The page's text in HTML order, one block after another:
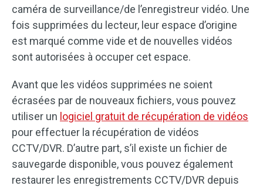
caméra de surveillance/de l’enregistreur vidéo. Une
fois supprimées du lecteur, leur espace d’origine
est marqué comme vide et de nouvelles vidéos
sont autorisées à occuper cet espace.
Avant que les vidéos supprimées ne soient
écrasées par de nouveaux fichiers, vous pouvez
utiliser un logiciel gratuit de récupération de vidéos
pour effectuer la récupération de vidéos
CCTV/DVR. D’autre part, s’il existe un fichier de
sauvegarde disponible, vous pouvez également
restaurer les enregistrements CCTV/DVR depuis